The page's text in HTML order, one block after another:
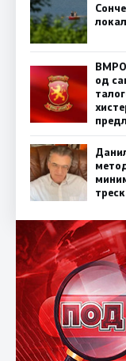
од